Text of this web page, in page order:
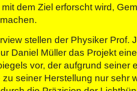
dem Ziel erforscht wird,
stellen der Physiker Prof.
Daniel Müller das Projekt
vor, der aufgrund seiner
seiner Herstellung nur sehr